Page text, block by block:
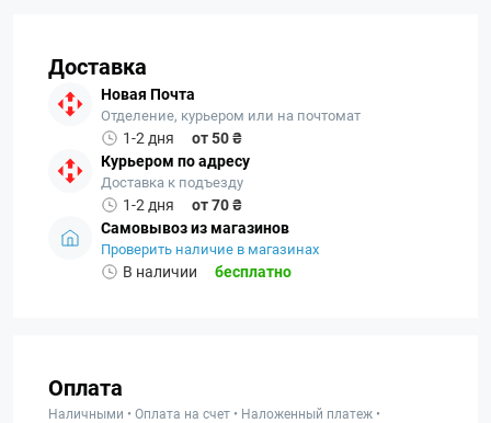
Доставка
Новая Почта
Отделение, курьером или на почтомат
1-2 дня
от 50 ₴
Курьером по адресу
Доставка к подъезду
1-2 дня
от 70 ₴
Самовывоз из магазинов
Проверить наличие в магазинах
В наличии бесплатно
Оплата
Наличными • Оплата на счет • Наложенный платеж •